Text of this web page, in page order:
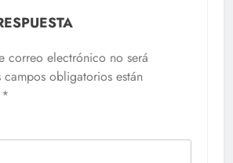
correo electrónico no será
campos obligatorios están
*